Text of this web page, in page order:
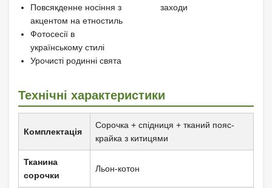
Повсякденне носіння з
акцентом на етностиль
Фотосесії в
українському стилі
Урочисті родинні свята
заходи
Технічні характеристики
Комплектація
Сорочка + спідниця + тканий пояс-
крайка з китицями
Тканина
сорочки
Льон-котон